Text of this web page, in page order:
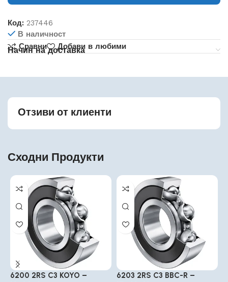
Код:237446
В наличност
Сравни
Добави в любими
Начин на доставка
Отзиви от клиенти
Сходни Продукти
6200 2RS C3 KOYO –
6203 2RS C3 BBC-R –